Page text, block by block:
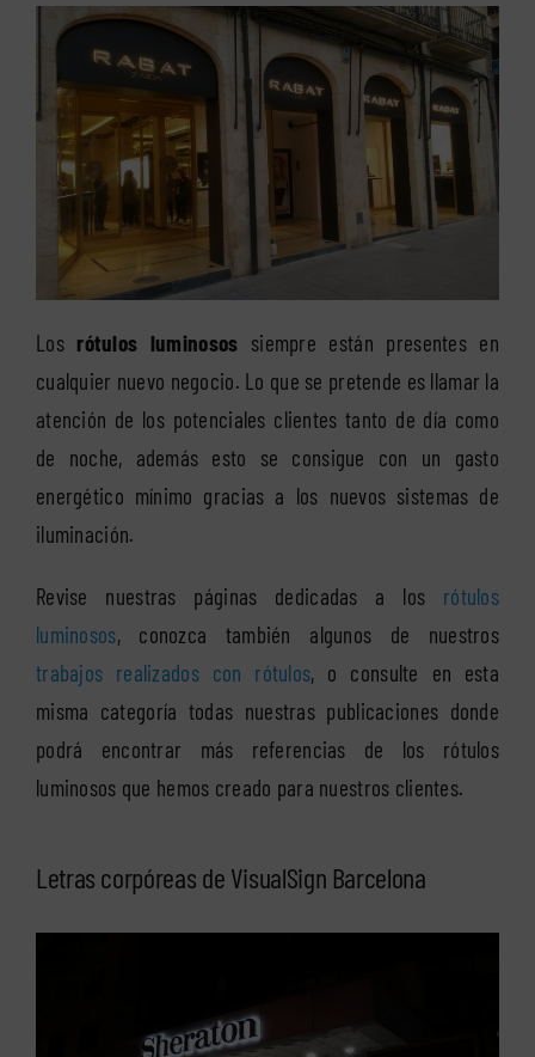
Los rótulos luminosos siempre están presentes en
cualquier nuevo negocio. Lo que se pretende es llamar la
atención de los potenciales clientes tanto de día como
de noche, además esto se consigue con un gasto
energético mínimo gracias a los nuevos sistemas de
iluminación.
Revise nuestras páginas dedicadas a los rótulos
luminosos, conozca también algunos de nuestros
trabajos realizados con rótulos, o consulte en esta
misma categoría todas nuestras publicaciones donde
podrá encontrar más referencias de los rótulos
luminosos que hemos creado para nuestros clientes.
Letras corpóreas de VisualSign Barcelona